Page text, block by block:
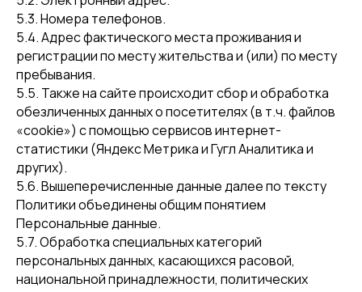
5.3. Номера телефонов.
5.4. Адрес фактического места проживания и
регистрации по месту жительства и (или) по месту
пребывания.
5.5. Также на сайте происходит сбор и обработка
обезличенных данных о посетителях (в т.ч. файлов
«cookie») с помощью сервисов интернет-
статистики (Яндекс Метрика и Гугл Аналитика и
других).
5.6. Вышеперечисленные данные далее по тексту
Политики объединены общим понятием
Персональные данные.
5.7. Обработка специальных категорий
персональных данных, касающихся расовой,
национальной принадлежности, политических